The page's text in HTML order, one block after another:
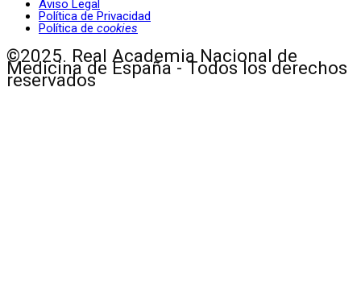
Aviso Legal
Política de Privacidad
Política de cookies
©2025. Real Academia Nacional de
Medicina de España - Todos los derechos
reservados